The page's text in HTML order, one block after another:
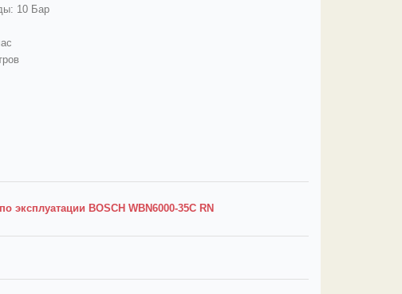
10 Бар
эксплуатации BOSCH WBN6000-35C RN